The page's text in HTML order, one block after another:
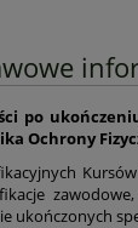
po
Ochrony
ukończonych